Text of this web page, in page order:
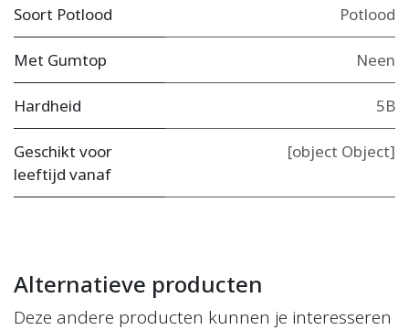
Soort Potlood Potlood
Met Gumtop Neen
Hardheid 5B
Geschikt voor
leeftijd vanaf
[object Object]
Alternatieve producten
Deze andere producten kunnen je interesseren